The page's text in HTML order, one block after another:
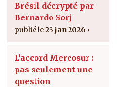
Brésil décrypté par
Bernardo Sorj
23 jan 2026
L’accord Mercosur :
pas seulement une
question